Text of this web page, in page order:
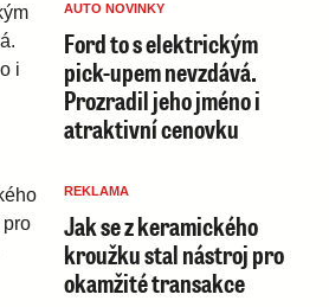
AUTO NOVINKY
Ford to s elektrickým
pick-upem nevzdává.
Prozradil jeho jméno i
atraktivní cenovku
REKLAMA
Jak se z keramického
kroužku stal nástroj pro
okamžité transakce